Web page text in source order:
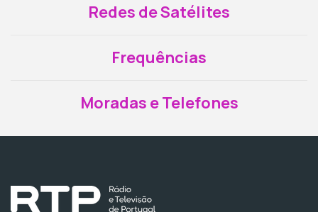
Redes de Satélites
Frequências
Moradas e Telefones